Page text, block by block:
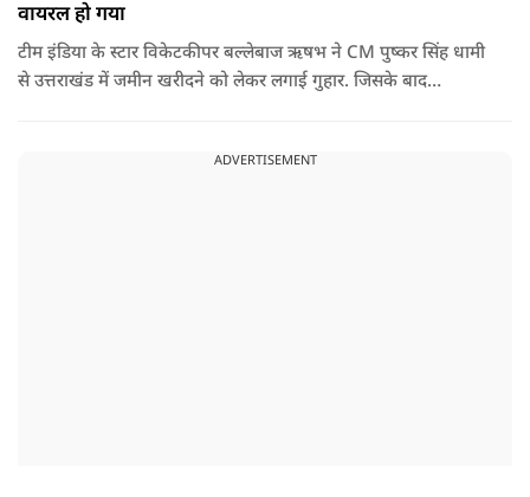
वायरल हो गया
टीम इंडिया के स्टार विकेटकीपर बल्लेबाज ऋषभ ने CM पुष्कर सिंह धामी
से उत्तराखंड में जमीन खरीदने को लेकर लगाई गुहार. जिसके बाद
ADVERTISEMENT